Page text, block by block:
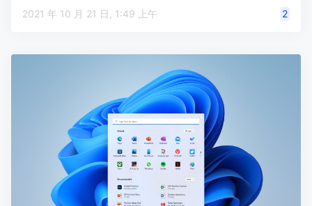
2021 年 10 月 21 日, 1:49 上午 2